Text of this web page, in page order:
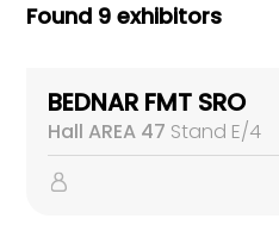
Found 9 exhibitors
BEDNAR FMT SRO
Hall AREA 47 Stand E/4